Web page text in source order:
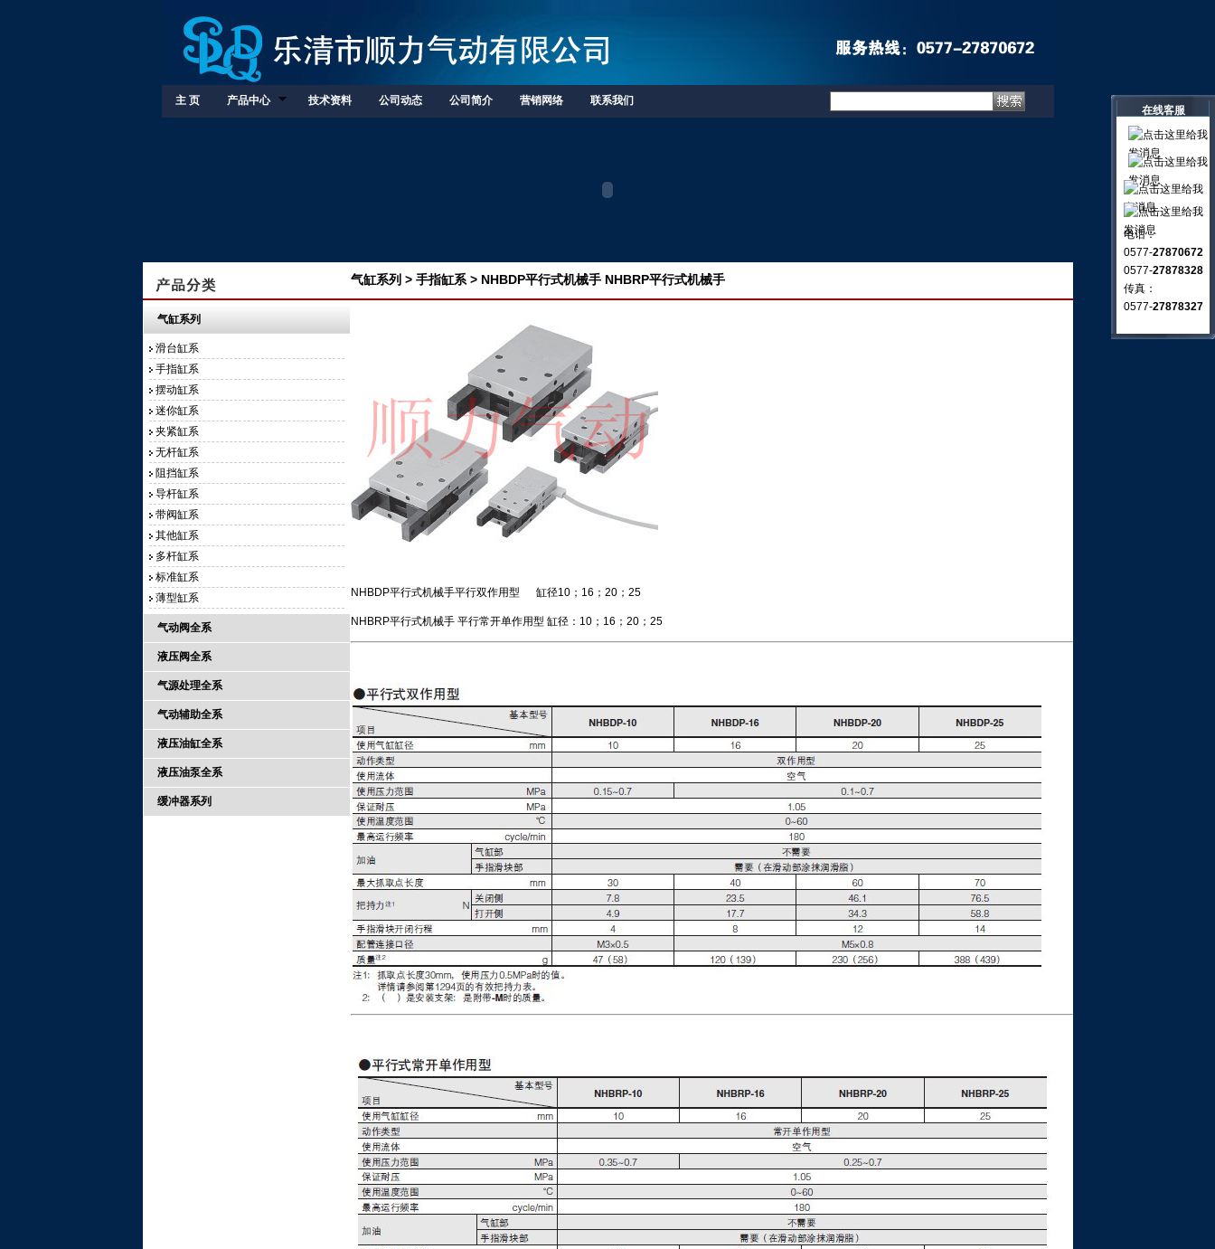
在线客服
电话：
0577-27870672
0577-27878328
传真：
0577-27878327
主 页 产品中心 技术资料 公司动态 公司简介 营销网络 联系我们
气缸系列
滑台缸系
手指缸系
摆动缸系
迷你缸系
夹紧缸系
无杆缸系
阻挡缸系
导杆缸系
带阀缸系
其他缸系
多杆缸系
标准缸系
薄型缸系
气动阀全系
液压阀全系
气源处理全系
气动辅助全系
液压油缸全系
液压油泵全系
缓冲器系列
气缸系列 > 手指缸系 > NHBDP平行式机械手 NHBRP平行式机械手
NHBDP平行式机械手平行双作用型 缸径10；16；20；25
NHBRP平行式机械手 平行常开单作用型 缸径：10；16；20；25